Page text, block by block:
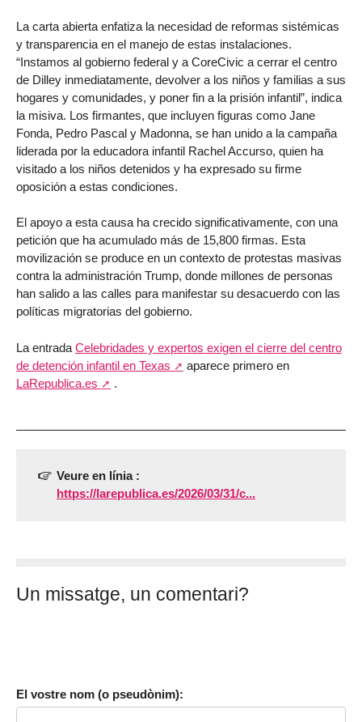
La carta abierta enfatiza la necesidad de reformas sistémicas
y transparencia en el manejo de estas instalaciones.
“Instamos al gobierno federal y a CoreCivic a cerrar el centro
de Dilley inmediatamente, devolver a los niños y familias a sus
hogares y comunidades, y poner fin a la prisión infantil”, indica
la misiva. Los firmantes, que incluyen figuras como Jane
Fonda, Pedro Pascal y Madonna, se han unido a la campaña
liderada por la educadora infantil Rachel Accurso, quien ha
visitado a los niños detenidos y ha expresado su firme
oposición a estas condiciones.
El apoyo a esta causa ha crecido significativamente, con una
petición que ha acumulado más de 15,800 firmas. Esta
movilización se produce en un contexto de protestas masivas
contra la administración Trump, donde millones de personas
han salido a las calles para manifestar su desacuerdo con las
políticas migratorias del gobierno.
La entrada Celebridades y expertos exigen el cierre del centro
de detención infantil en Texas
aparece primero en
LaRepublica.es
.
Veure en línia :
https://larepublica.es/2026/03/31/c...
Un missatge, un comentari?
El vostre nom (o pseudònim):